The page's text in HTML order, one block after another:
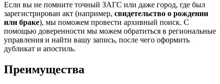
Если вы не помните точный ЗАГС или даже город, где был
зарегистрирован акт (например, свидетельство о рождении
или браке), мы поможем провести архивный поиск. С
помощью доверенности мы можем обратиться в региональные
управления и найти вашу запись, после чего оформить
дубликат и апостиль.
Преимущества